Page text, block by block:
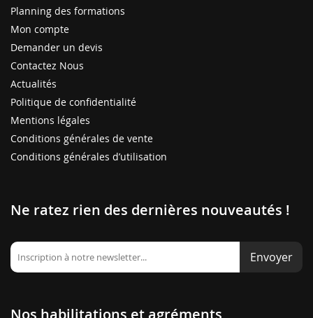
Planning des formations
Mon compte
Demander un devis
Contactez Nous
Actualités
Politique de confidentialité
Mentions légales
Conditions générales de vente
Conditions générales d’utilisation
Ne ratez rien des dernières nouveautés !
Envoyer